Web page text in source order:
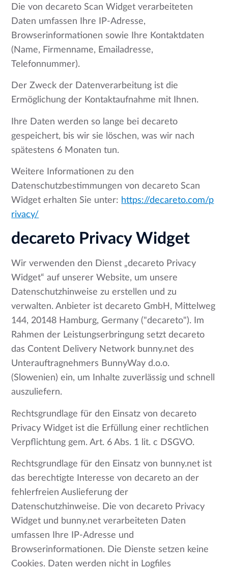
Die von decareto Scan Widget verarbeiteten
Daten umfassen Ihre IP-Adresse,
Browserinformationen sowie Ihre Kontaktdaten
(Name, Firmenname, Emailadresse,
Telefonnummer).
Der Zweck der Datenverarbeitung ist die
Ermöglichung der Kontaktaufnahme mit Ihnen.
Ihre Daten werden so lange bei decareto
gespeichert, bis wir sie löschen, was wir nach
spätestens 6 Monaten tun.
Weitere Informationen zu den
Datenschutzbestimmungen von decareto Scan
Widget erhalten Sie unter: https://decareto.com/p
rivacy/
decareto Privacy Widget
Wir verwenden den Dienst „decareto Privacy
Widget“ auf unserer Website, um unsere
Datenschutzhinweise zu erstellen und zu
verwalten. Anbieter ist decareto GmbH, Mittelweg
144, 20148 Hamburg, Germany ("decareto"). Im
Rahmen der Leistungserbringung setzt decareto
das Content Delivery Network bunny.net des
Unterauftragnehmers BunnyWay d.o.o.
(Slowenien) ein, um Inhalte zuverlässig und schnell
auszuliefern.
Rechtsgrundlage für den Einsatz von decareto
Privacy Widget ist die Erfüllung einer rechtlichen
Verpflichtung gem. Art. 6 Abs. 1 lit. c DSGVO.
Rechtsgrundlage für den Einsatz von bunny.net ist
das berechtigte Interesse von decareto an der
fehlerfreien Auslieferung der
Datenschutzhinweise. Die von decareto Privacy
Widget und bunny.net verarbeiteten Daten
umfassen Ihre IP-Adresse und
Browserinformationen. Die Dienste setzen keine
Cookies. Daten werden nicht in Logfiles